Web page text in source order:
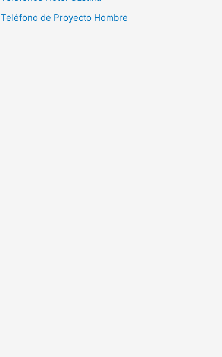
Teléfono de Proyecto Hombre